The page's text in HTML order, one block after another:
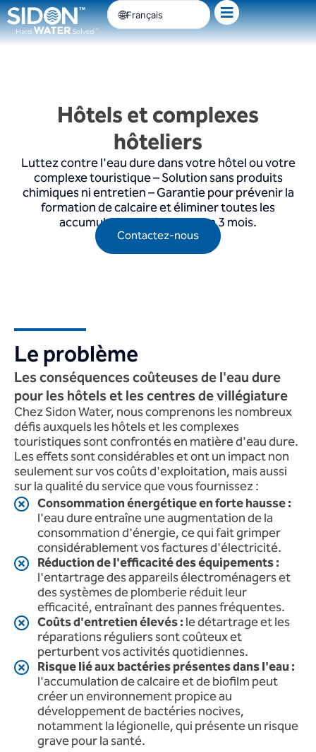
Passer
au
contenu
Français
Hôtels et complexes
hôteliers
Luttez contre l'eau dure dans votre hôtel ou votre
complexe touristique – Solution sans produits
chimiques ni entretien – Garantie pour prévenir la
formation de calcaire et éliminer toutes les
accumulations existantes en 3 mois.
Contactez-nous
Le problème
Les conséquences coûteuses de l'eau dure
pour les hôtels et les centres de villégiature
Chez Sidon Water, nous comprenons les nombreux
défis auxquels les hôtels et les complexes
touristiques sont confrontés en matière d'eau dure.
Les effets sont considérables et ont un impact non
seulement sur vos coûts d'exploitation, mais aussi
sur la qualité du service que vous fournissez :
Consommation énergétique en forte hausse :
l'eau dure entraîne une augmentation de la
consommation d'énergie, ce qui fait grimper
considérablement vos factures d'électricité.
Réduction de l'efficacité des équipements :
l'entartrage des appareils électroménagers et
des systèmes de plomberie réduit leur
efficacité, entraînant des pannes fréquentes.
Coûts d'entretien élevés :le détartrage et les
réparations réguliers sont coûteux et
perturbent vos activités quotidiennes.
Risque lié aux bactéries présentes dans l'eau :
l'accumulation de calcaire et de biofilm peut
créer un environnement propice au
développement de bactéries nocives,
notamment la légionelle, qui présente un risque
grave pour la santé.